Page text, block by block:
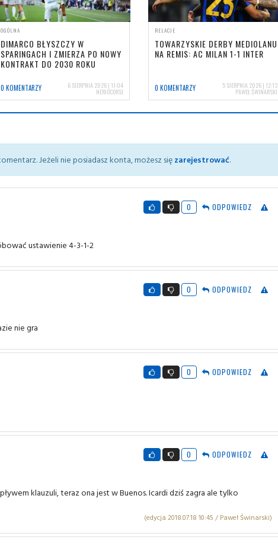
OGÓLNA
DIMARCO BŁYSZCZY W
SPARINGACH I ZMIERZA PO NOWY
KONTRAKT DO 2030 ROKU
0 KOMENTARZY 6 SIERPNIA 2026 | 11:04
NERIOCORSI
RELACJE
TOWARZYSKIE DERBY MEDIOLANU
NA REMIS: AC MILAN 1-1 INTER
0 KOMENTARZY 5 SIERPNIA 2026 | 12:13
PAWEŁ ŚWINARSKI
Jeżeli nie posiadasz konta, możesz sięzarejestrować.
0 ODPOWIEDZ
ustawienie 4-3-1-2
0 ODPOWIEDZ
nie gra
0 ODPOWIEDZ
0 ODPOWIEDZ
klauzuli, teraz ona jest w Buenos. Icardi dziś zagra ale tylko
(edycja 2018.07.18 10:45 / Paweł Świnarski)